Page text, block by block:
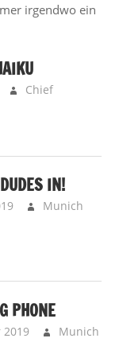
irgendwo ein
Chief
IN!
Munich
PHONE
2019
Munich